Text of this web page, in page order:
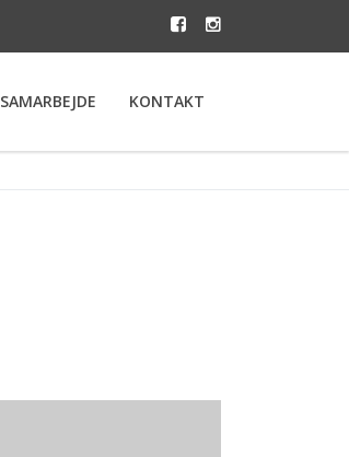
SAMARBEJDE KONTAKT